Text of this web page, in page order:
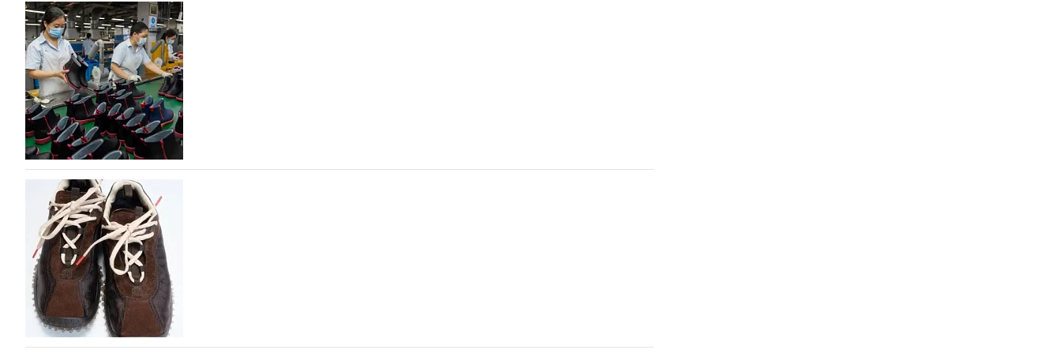
На платформе Lamoda - новый раздел и условия продвижения локальных
дизайнерских марок
Российский маркетплейс Lamoda решил обновить раздел для продажи продукции локальных дизайнерских
марок одежды, обуви и аксессуаров. Бренды также получат маркетинговую…
06.08.2026 777
Объем мирового производства обуви в 2025 году практически не увеличился
В 2025 году мировое производство обуви практически не изменилось, зафиксировав незначительный рост
на 0,1% до 24,6 млрд пар, - данные опубликованы в аналитическом вестнике «Всемирный ежегодник обуви
2026», Португальской ассоциацией…
06.08.2026 858